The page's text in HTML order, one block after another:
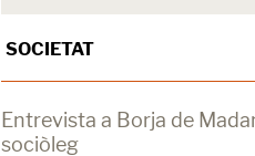
SOCIETAT
Entrevista a Borja de
sociòleg